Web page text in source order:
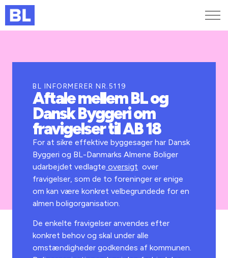
Kurser og arrangementer
Jobportalen
BL INFORMERER NR.5119
Aftale mellem BL og
Dansk Byggeri om
fravigelser til AB 18
For at sikre effektive byggesager har Dansk
Byggeri og BL-Danmarks Almene Boliger
udarbejdet vedlagte oversigt over
fravigelser, som de to foreninger er enige
om kan være konkret velbegrundede for en
almen boligorganisation.
De enkelte fravigelser anvendes efter
konkret behov og skal under alle
omstændigheder godkendes af kommunen.